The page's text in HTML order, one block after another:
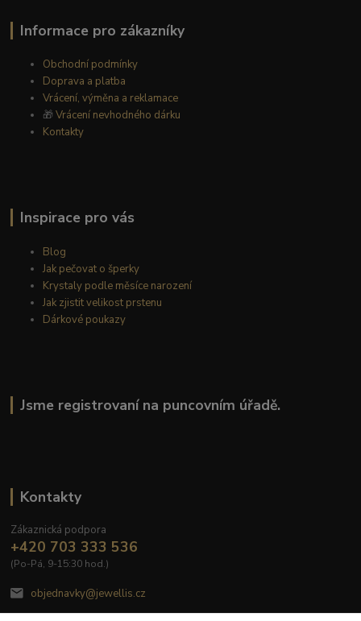
Informace pro zákazníky
Obchodní podmínky
Doprava a platba
Vrácení, výměna a reklamace
🎁Vrácení nevhodného dárku
Kontakty
Inspirace pro vás
Blog
Jak pečovat o šperky
Krystaly podle měsíce narození
Jak zjistit velikost prstenu
Dárkové poukazy
Jsme registrovaní na puncovním úřadě.
Kontakty
Zákaznická podpora
+420 703 333 536
(Po-Pá, 9-15:30 hod.)
objednavky@jewellis.cz